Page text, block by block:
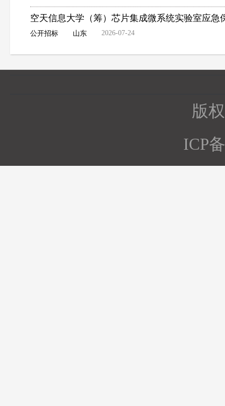
空天信息大学（筹）芯片集成微系统实验室应
公开招标 山东 2026-07-24
版
ICP